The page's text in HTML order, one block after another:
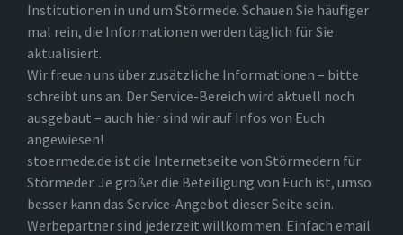
Institutionen in und um Störmede. Schauen Sie häufiger
mal rein, die Informationen werden täglich für Sie
aktualisiert.
Wir freuen uns über zusätzliche Informationen – bitte
schreibt uns an. Der Service-Bereich wird aktuell noch
ausgebaut – auch hier sind wir auf Infos von Euch
angewiesen!
stoermede.de ist die Internetseite von Störmedern für
Störmeder. Je größer die Beteiligung von Euch ist, umso
besser kann das Service-Angebot dieser Seite sein.
Werbepartner sind jederzeit willkommen. Einfach email